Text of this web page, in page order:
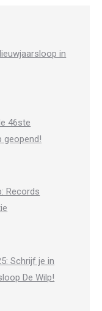
in
46ste
geopend!
Records
Schrijf je in
De Wilp!